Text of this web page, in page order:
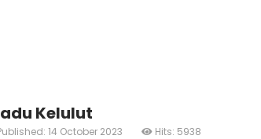
Kelulut
14 October 2023 Hits: 5938